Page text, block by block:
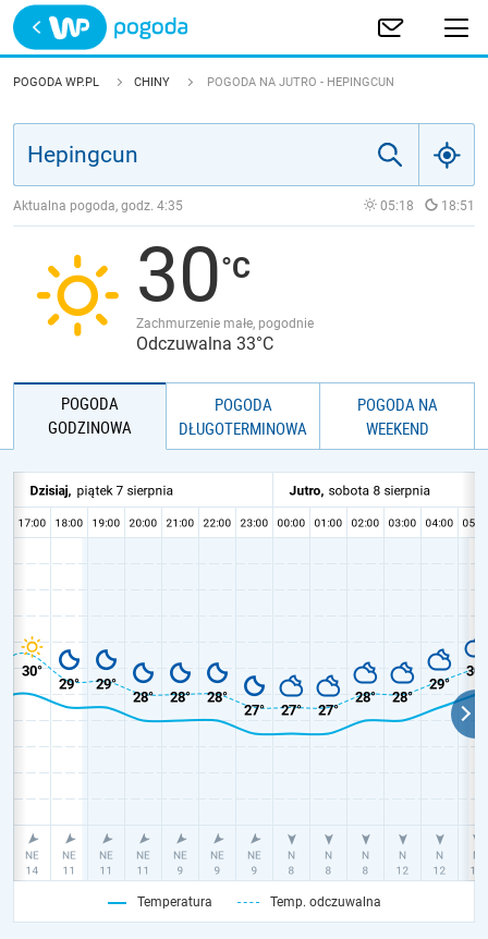
Trwa ładowanie
POLSKA
JAKOŚĆ POWIETRZA
POGODA WP.PL CHINY POGODA NA JUTRO - HEPINGCUN
Aktualna pogoda, godz. 4:35 05:18 18:51
30
Zachmurzenie małe, pogodnie
Odczuwalna 33°C
POGODA
GODZINOWA
POGODA
DŁUGOTERMINOWA
POGODA NA
WEEKEND
Temperatura Temp. odczuwalna